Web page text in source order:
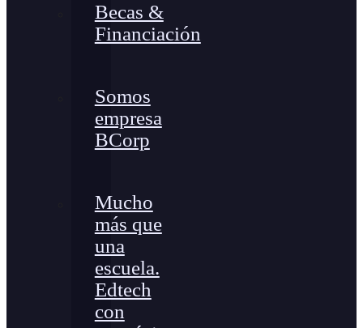
Becas &
Financiación
Somos
empresa
BCorp
Mucho
más que
una
escuela.
Edtech
con